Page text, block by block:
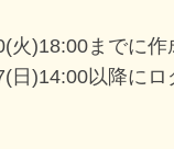
)18:00までに作
以降にロ